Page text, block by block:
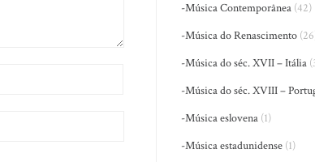
-Música Contemporânea (42)
-Música do Renascimento
-Música do séc. XVII – Itália
-Música do séc. XVIII –
-Música eslovena (1)
-Música estadunidense (1)